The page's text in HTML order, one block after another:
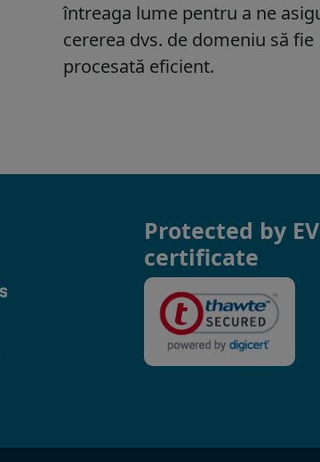
Protected by EV
certificate